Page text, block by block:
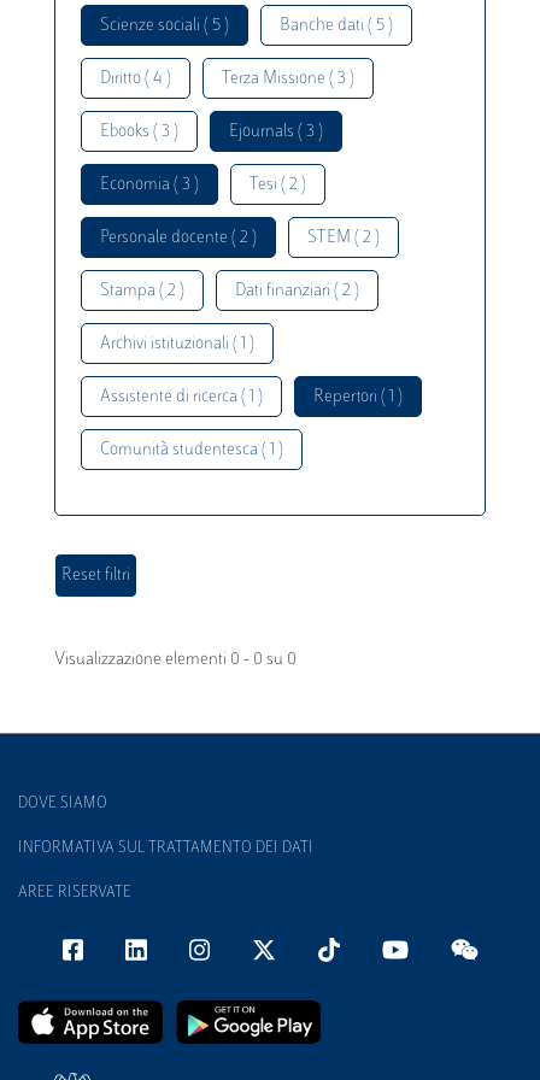
Scienze sociali ( 5 ) Banche dati ( 5 )
Diritto ( 4 ) Terza Missione ( 3 )
Ebooks ( 3 ) Ejournals ( 3 )
Economia ( 3 ) Tesi ( 2 )
Personale docente ( 2 ) STEM ( 2 )
Stampa ( 2 ) Dati finanziari ( 2 )
Archivi istituzionali ( 1 )
Assistente di ricerca ( 1 ) Repertori ( 1 )
Comunità studentesca ( 1 )
Visualizzazione elementi 0 - 0 su 0
DOVE SIAMO
INFORMATIVA SUL TRATTAMENTO DEI DATI
AREE RISERVATE